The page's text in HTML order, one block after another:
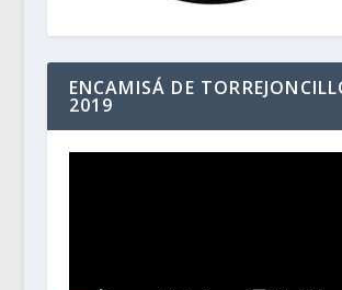
ENCAMISÁ DE
2019